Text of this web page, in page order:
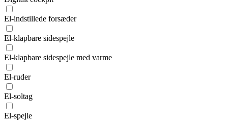
El-indstillede forsæder
El-klapbare sidespejle
El-klapbare sidespejle med varme
El-ruder
El-soltag
El-spejle